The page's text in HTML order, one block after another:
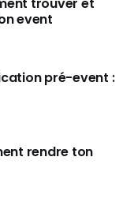
event
pré-event :
rendre ton